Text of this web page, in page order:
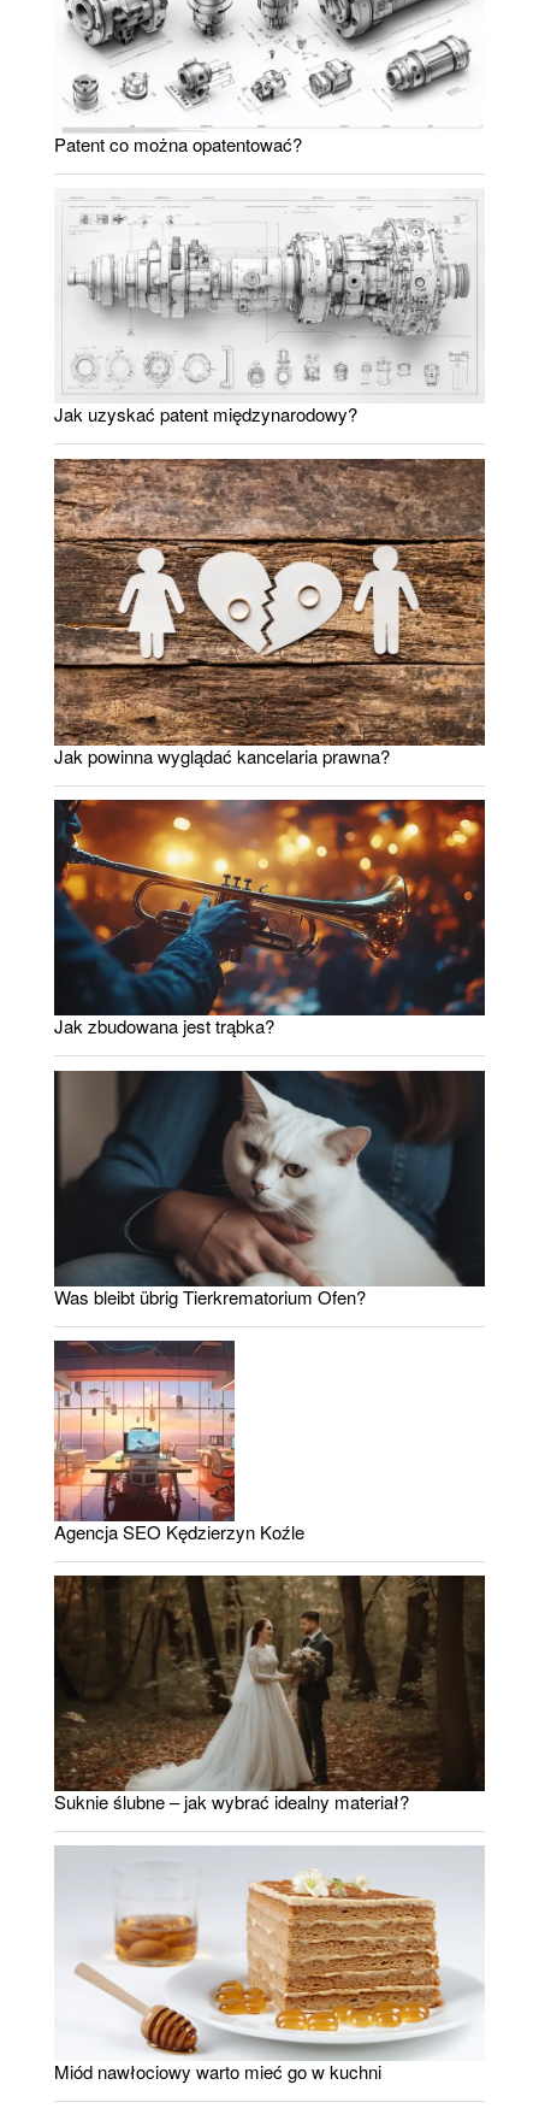
Patent co można opatentować?
Jak uzyskać patent międzynarodowy?
Jak powinna wyglądać kancelaria prawna?
Jak zbudowana jest trąbka?
Was bleibt übrig Tierkrematorium Ofen?
Agencja SEO Kędzierzyn Koźle
Suknie ślubne – jak wybrać idealny materiał?
Miód nawłociowy warto mieć go w kuchni